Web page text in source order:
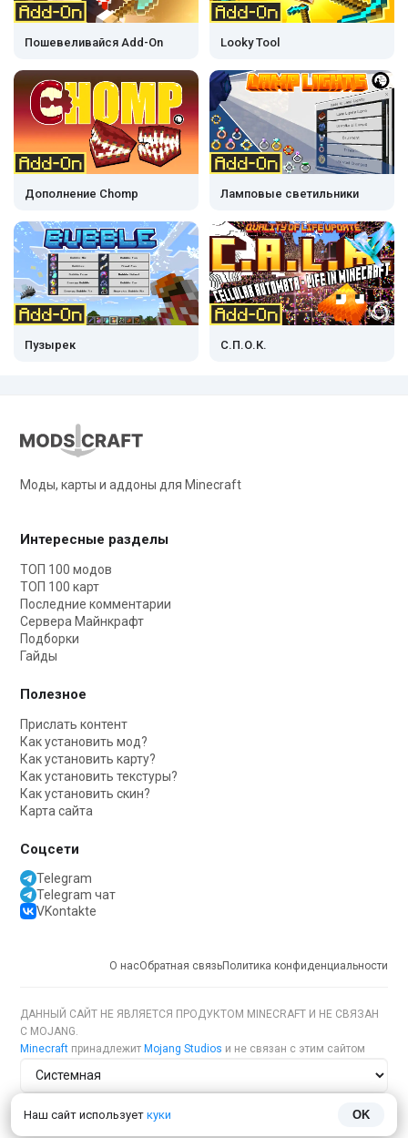
Пошевеливайся Add-On Looky Tool
Дополнение Chomp Ламповые светильники
Пузырек С.П.О.К.
Наш сайт использует куки OK
Моды, карты и аддоны для Minecraft
Интересные разделы
ТОП 100 модов
ТОП 100 карт
Последние комментарии
Сервера Майнкрафт
Подборки
Гайды
Полезное
Прислать контент
Как установить мод?
Как установить карту?
Как установить текстуры?
Как установить скин?
Карта сайта
Соцсети
Telegram
Telegram чат
VKontakte
О насОбратная связьПолитика конфиденциальности
ДАННЫЙ САЙТ НЕ ЯВЛЯЕТСЯ ПРОДУКТОМ MINECRAFT И НЕ СВЯЗАН
С MOJANG.
Minecraft принадлежит Mojang Studios и не связан с этим сайтом
Тема сайта
Язык сайта